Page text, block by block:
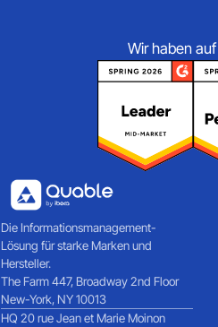
Wir haben auf
Die Informationsmanagement-
Lösung für starke Marken und
Hersteller.
The Farm 447, Broadway 2nd Floor
New-York, NY 10013
HQ 20 rue Jean et Marie Moinon